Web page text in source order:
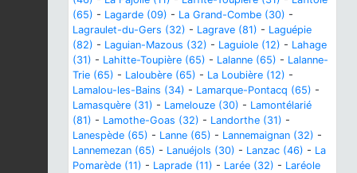
(65) - Lagarde (09) - La Grand-Combe (30) -
Lagraulet-du-Gers (32) - Lagrave (81) - Laguépie
(82) - Laguian-Mazous (32) - Laguiole (12) - Lahage
(31) - Lahitte-Toupière (65) - Lalanne (65) - Lalanne-
Trie (65) - Laloubère (65) - La Loubière (12) -
Lamalou-les-Bains (34) - Lamarque-Pontacq (65) -
Lamasquère (31) - Lamelouze (30) - Lamontélarié
(81) - Lamothe-Goas (32) - Landorthe (31) -
Lanespède (65) - Lanne (65) - Lannemaignan (32) -
Lannemezan (65) - Lanuéjols (30) - Lanzac (46) - La
Pomarède (11) - Laprade (11) - Larée (32) - Laréole